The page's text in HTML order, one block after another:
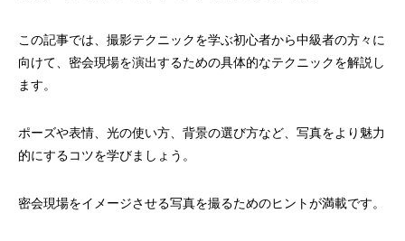
この記事では、撮影テクニックを学ぶ初心者から中級者の方々に
向けて、密会現場を演出するための具体的なテクニックを解説し
ます。
ポーズや表情、光の使い方、背景の選び方など、写真をより魅力
的にするコツを学びましょう。
密会現場をイメージさせる写真を撮るためのヒントが満載です。